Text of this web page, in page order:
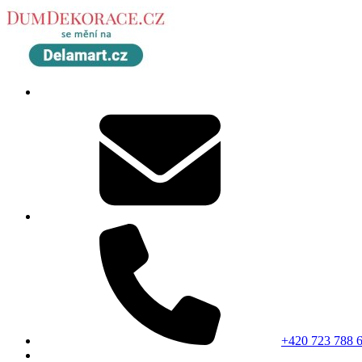
+420 723 788